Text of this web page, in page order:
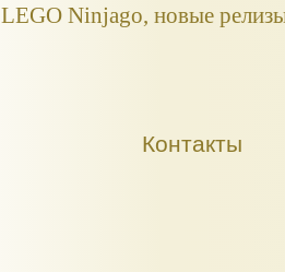
LEGO Ninjago, новые
Контакты